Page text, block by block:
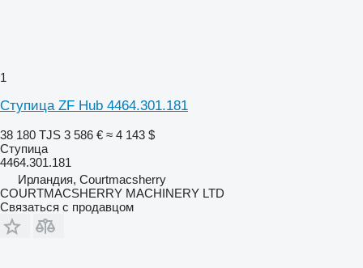
1
Ступица ZF Hub 4464.301.181
38 180 TJS 3 586 € ≈ 4 143 $
Ступица
4464.301.181
Ирландия, Courtmacsherry
COURTMACSHERRY MACHINERY LTD
Связаться с продавцом